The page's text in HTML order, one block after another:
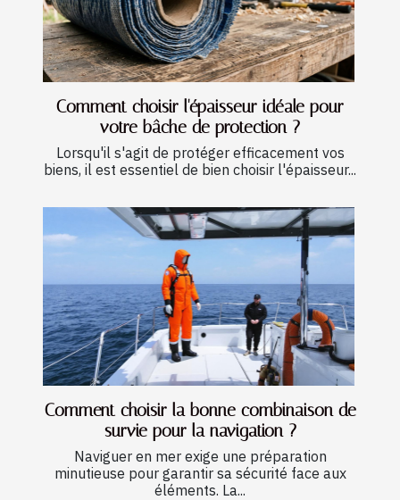
Comment choisir l'épaisseur idéale pour
votre bâche de protection ?
Lorsqu'il s'agit de protéger efficacement vos
biens, il est essentiel de bien choisir l'épaisseur...
Comment choisir la bonne combinaison de
survie pour la navigation ?
Naviguer en mer exige une préparation
minutieuse pour garantir sa sécurité face aux
éléments. La...